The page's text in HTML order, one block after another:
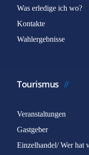
Was erledige ich wo?
Kontakte
Wahlergebnisse
Tourismus
Veranstaltungen
Gastgeber
Einzelhandel/ Wer hat